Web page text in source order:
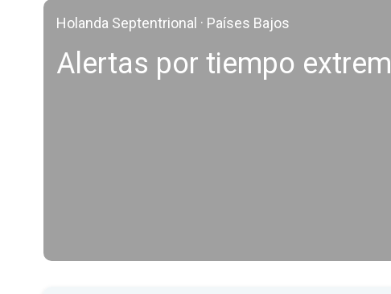
Holanda Septentrional · Países Bajos
Alertas por tiempo